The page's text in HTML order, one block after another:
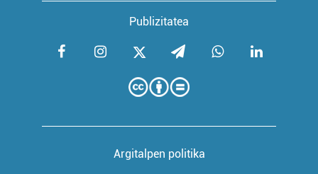
Publizitatea
Argitalpen politika